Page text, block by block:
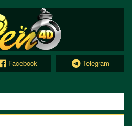
Facebook Telegram